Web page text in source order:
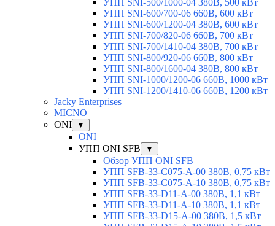
УПП SNI-600/700-06 660В, 600 кВт
УПП SNI-600/1200-04 380В, 600 кВт
УПП SNI-700/820-06 660В, 700 кВт
УПП SNI-700/1410-04 380В, 700 кВт
УПП SNI-800/920-06 660В, 800 кВт
УПП SNI-800/1600-04 380В, 800 кВт
УПП SNI-1000/1200-06 660В, 1000 кВт
УПП SNI-1200/1410-06 660В, 1200 кВт
Jacky Enterprises
MICNO
ONI
▼
ONI
УПП ONI SFB
▼
Обзор УПП ONI SFB
УПП SFB-33-C075-A-00 380В, 0,75 кВт
УПП SFB-33-C075-A-10 380В, 0,75 кВт
УПП SFB-33-D11-A-00 380В, 1,1 кВт
УПП SFB-33-D11-A-10 380В, 1,1 кВт
УПП SFB-33-D15-A-00 380В, 1,5 кВт